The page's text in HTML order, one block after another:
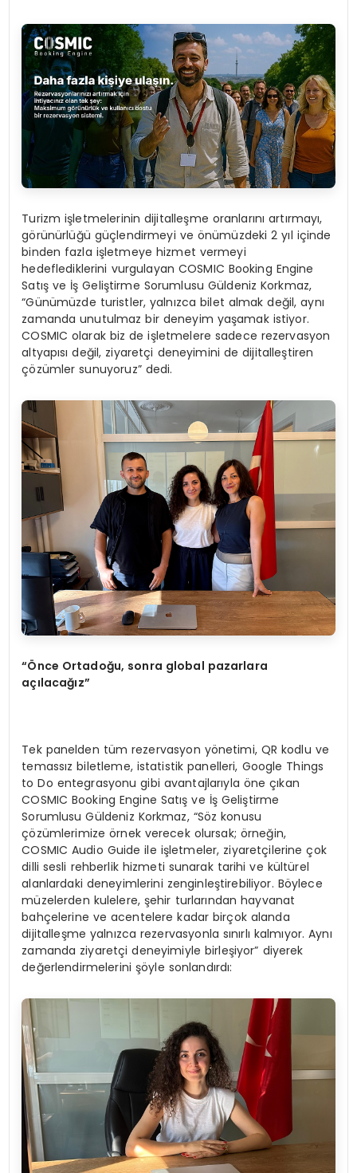
Turizm işletmelerinin dijitalleşme oranlarını artırmayı,
görünürlüğü güçlendirmeyi ve önümüzdeki 2 yıl içinde
binden fazla işletmeye hizmet vermeyi
hedeflediklerini vurgulayan COSMIC Booking Engine
Satış ve İş Geliştirme Sorumlusu Güldeniz Korkmaz,
“Günümüzde turistler, yalnızca bilet almak değil, aynı
zamanda unutulmaz bir deneyim yaşamak istiyor.
COSMIC olarak biz de işletmelere sadece rezervasyon
altyapısı değil, ziyaretçi deneyimini de dijitalleştiren
çözümler sunuyoruz” dedi.
“Önce Ortadoğu, sonra global pazarlara
açılacağız”
Tek panelden tüm rezervasyon yönetimi, QR kodlu ve
temassız biletleme, istatistik panelleri, Google Things
to Do entegrasyonu gibi avantajlarıyla öne çıkan
COSMIC Booking Engine Satış ve İş Geliştirme
Sorumlusu Güldeniz Korkmaz, “Söz konusu
çözümlerimize örnek verecek olursak; örneğin,
COSMIC Audio Guide ile işletmeler, ziyaretçilerine çok
dilli sesli rehberlik hizmeti sunarak tarihi ve kültürel
alanlardaki deneyimlerini zenginleştirebiliyor. Böylece
müzelerden kulelere, şehir turlarından hayvanat
bahçelerine ve acentelere kadar birçok alanda
dijitalleşme yalnızca rezervasyonla sınırlı kalmıyor. Aynı
zamanda ziyaretçi deneyimiyle birleşiyor” diyerek
değerlendirmelerini şöyle sonlandırdı: